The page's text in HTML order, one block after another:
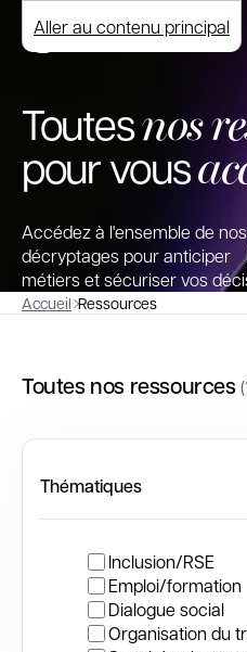
Aller au contenu principal
Toutesnos
pour vous
Accédez à l'ensemble de
décryptages pour anticiper
métiers et sécuriser vos
Accueil Ressources
Toutes nos ressources
Thématiques
Inclusion/RSE
Emploi/formation
Dialogue social
Organisation du